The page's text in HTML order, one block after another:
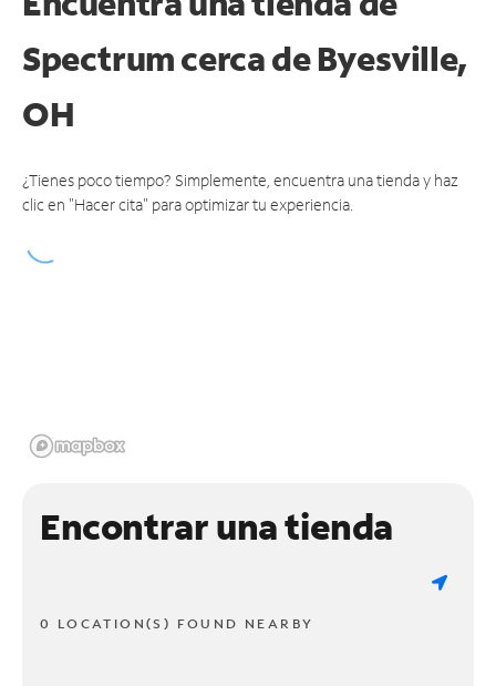
Spectrumcerca de Byesville,
OH
¿Tienes poco tiempo? Simplemente, encuentra una tienda y haz
clic en "Hacer cita" para optimizar tu experiencia.
Encontrar una tienda
0 LOCATION(S) FOUND NEARBY